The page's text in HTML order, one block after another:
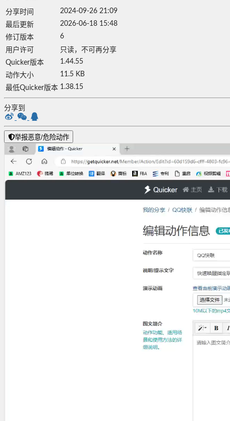
分享时间
2024-09-26 21:09
最后更新
2026-06-18 15:48
修订版本
6
用户许可
只读，不可再分享
Quicker版本
1.44.55
动作大小
11.5 KB
最低Quicker版本 1.38.15
分享到
举报恶意/危险动作